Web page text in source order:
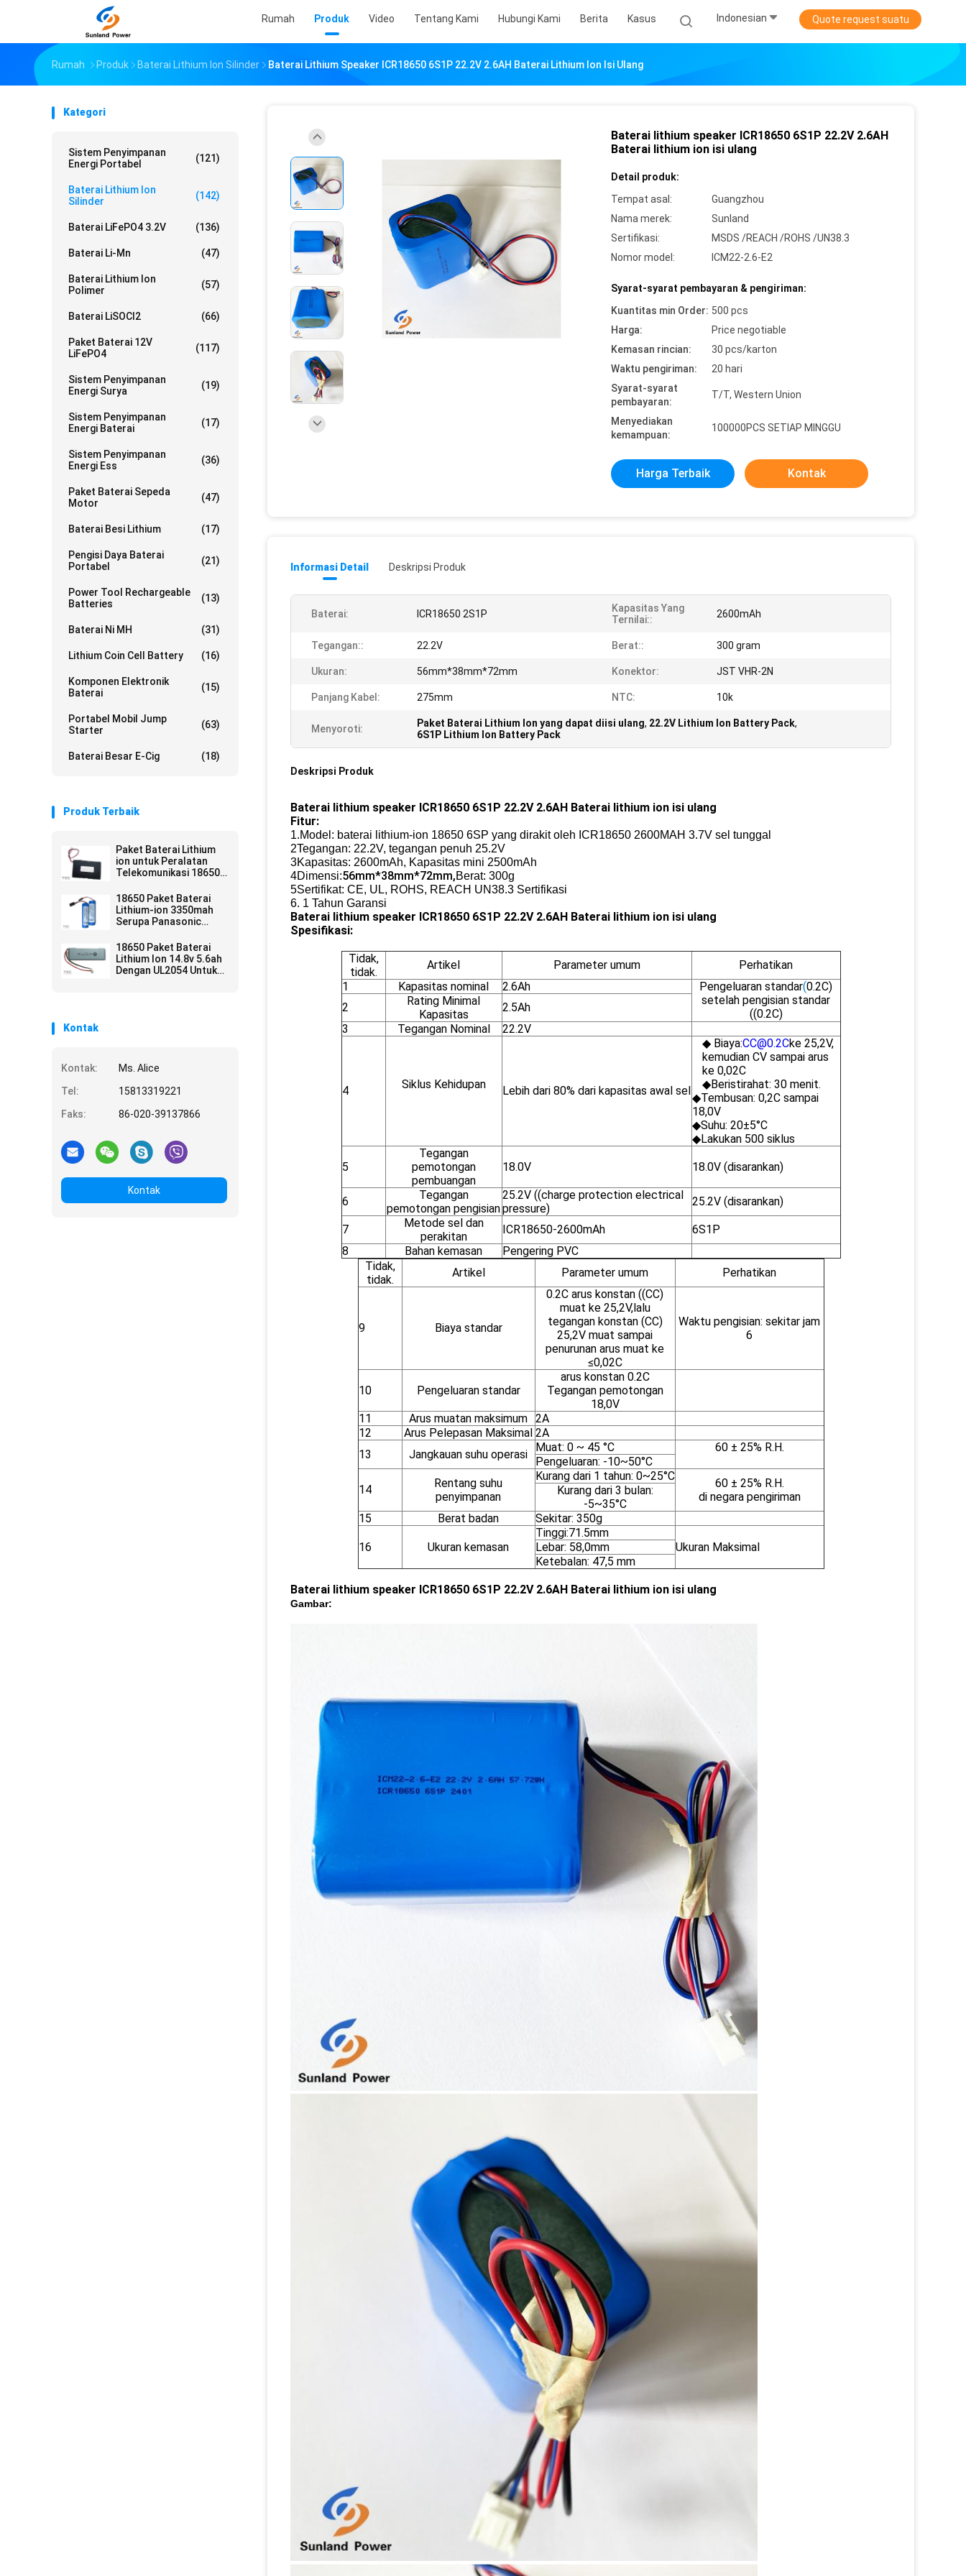
Rumah Produk Video Tentang Kami Hubungi Kami Berita Kasus Indonesian Quote request suatu
Rumah Produk Baterai Lithium Ion Silinder Baterai Lithium Speaker ICR18650 6S1P 22.2V 2.6AH Baterai Lithium Ion Isi Ulang
Kategori
Sistem Penyimpanan
Energi Portabel
(121)
Baterai Lithium Ion
Silinder
(142)
Baterai LiFePO4 3.2V (136)
Baterai Li-Mn (47)
Baterai Lithium Ion
Polimer
(57)
Baterai LiSOCl2 (66)
Paket Baterai 12V
LiFePO4
(117)
Sistem Penyimpanan
Energi Surya
(19)
Sistem Penyimpanan
Energi Baterai
(17)
Sistem Penyimpanan
Energi Ess
(36)
Paket Baterai Sepeda
Motor
(47)
Baterai Besi Lithium (17)
Pengisi Daya Baterai
Portabel
(21)
Power Tool Rechargeable
Batteries
(13)
Baterai Ni MH (31)
Lithium Coin Cell Battery (16)
Komponen Elektronik
Baterai
(15)
Portabel Mobil Jump
Starter
(63)
Baterai Besar E-Cig (18)
Produk Terbaik
Paket Baterai Lithium
ion untuk Peralatan
Telekomunikasi 18650
18650 Paket Baterai
Lithium-ion 3350mah
Serupa Panasonic
Kepala Sepeda
18650 Paket Baterai
Lithium Ion 14.8v 5.6ah
Dengan UL2054 Untuk
Kontak
Kontak:
Ms. Alice
Tel:
15813319221
Faks:
86-020-39137866
Kontak
Baterai lithium speaker ICR18650 6S1P 22.2V 2.6AH
Baterai lithium ion isi ulang
Detail produk:
Tempat asal:
Guangzhou
Nama merek:
Sunland
Sertifikasi:
MSDS /REACH /ROHS /UN38.3
Nomor model:
ICM22-2.6-E2
Syarat-syarat pembayaran & pengiriman:
Kuantitas min Order: 500 pcs
Harga:
Price negotiable
Kemasan rincian:
30 pcs/karton
Waktu pengiriman:
20 hari
Syarat-syarat
pembayaran:
T/T, Western Union
Menyediakan
kemampuan:
100000PCS SETIAP MINGGU
Harga Terbaik Kontak
Informasi Detail Deskripsi Produk
Baterai: ICR18650 2S1P
Kapasitas Yang
Ternilai::
2600mAh
Tegangan:: 22.2V Berat:: 300 gram
Ukuran: 56mm*38mm*72mm Konektor: JST VHR-2N
Panjang Kabel: 275mm NTC: 10k
Menyoroti: Paket Baterai Lithium Ion yang dapat diisi ulang, 22.2V Lithium Ion Battery Pack,
6S1P Lithium Ion Battery Pack
Deskripsi Produk
Baterai lithium speaker ICR18650 6S1P 22.2V 2.6AH Baterai lithium ion isi ulang
Fitur:
1.Model: baterai lithium-ion 18650 6SP yang dirakit oleh ICR18650 2600MAH 3.7V sel tunggal
2Tegangan: 22.2V, tegangan penuh 25.2V
3Kapasitas: 2600mAh, Kapasitas mini 2500mAh
4Dimensi:56mm*38mm*72mm,Berat: 300g
5Sertifikat: CE, UL, ROHS, REACH UN38.3 Sertifikasi
6. 1 Tahun Garansi
Baterai lithium speaker ICR18650 6S1P 22.2V 2.6AH Baterai lithium ion isi ulang
Spesifikasi:
Tidak,
tidak.
Artikel Parameter umum
Perhatikan
1
Kapasitas nominal 2.6Ah Pengeluaran standar(0.2C)
setelah pengisian standar
((0.2C)
2
Rating Minimal
Kapasitas
2.5Ah
3
Tegangan Nominal 22.2V
4 Siklus Kehidupan Lebih dari 80% dari kapasitas awal sel
◆ Biaya:CC@0.2Cke 25,2V,
kemudian CV sampai arus
ke 0,02C
◆Beristirahat: 30 menit.
◆Tembusan: 0,2C sampai
18,0V
◆Suhu: 20±5°C
◆Lakukan 500 siklus
5
Tegangan
pemotongan
pembuangan
18.0V 18.0V (disarankan)
6
Tegangan
pemotongan pengisian
25.2V ((charge protection electrical
pressure)
25.2V (disarankan)
7
Metode sel dan
perakitan
ICR18650-2600mAh
6S1P
8
Bahan kemasan
Pengering PVC
Tidak,
tidak.
Artikel Parameter umum Perhatikan
9 Biaya standar
0.2C arus konstan ((CC)
muat ke 25,2V,lalu
tegangan konstan (CC)
25,2V muat sampai
penurunan arus muat ke
≤0,02C
Waktu pengisian: sekitar jam
6
10 Pengeluaran standar
arus konstan 0.2C
Tegangan pemotongan
18,0V
11
Arus muatan maksimum 2A
12
Arus Pelepasan Maksimal 2A
13
Jangkauan suhu operasi
Muat: 0 ~ 45 °C
60 ± 25% R.H.
Pengeluaran: -10~50°C
14
Rentang suhu
penyimpanan
Kurang dari 1 tahun: 0~25°C
60 ± 25% R.H.
di negara pengiriman
Kurang dari 3 bulan:
-5~35°C
15
Berat badan Sekitar: 350g
16 Ukuran kemasan
Tinggi:71.5mm
Ukuran Maksimal
Lebar: 58,0mm
Ketebalan: 47,5 mm
Baterai lithium speaker ICR18650 6S1P 22.2V 2.6AH Baterai lithium ion isi ulang
Gambar: